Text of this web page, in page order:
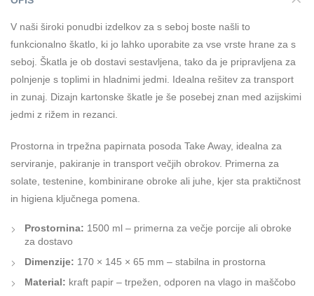
V naši široki ponudbi izdelkov za s seboj boste našli to
funkcionalno škatlo, ki jo lahko uporabite za vse vrste hrane za s
seboj. Škatla je ob dostavi sestavljena, tako da je pripravljena za
polnjenje s toplimi in hladnimi jedmi. Idealna rešitev za transport
in zunaj. Dizajn kartonske škatle je še posebej znan med azijskimi
jedmi z rižem in rezanci.
Prostorna in trpežna papirnata posoda Take Away, idealna za
serviranje, pakiranje in transport večjih obrokov. Primerna za
solate, testenine, kombinirane obroke ali juhe, kjer sta praktičnost
in higiena ključnega pomena.
Prostornina: 1500 ml – primerna za večje porcije ali obroke
za dostavo
Dimenzije: 170 × 145 × 65 mm – stabilna in prostorna
Material: kraft papir – trpežen, odporen na vlago in maščobo